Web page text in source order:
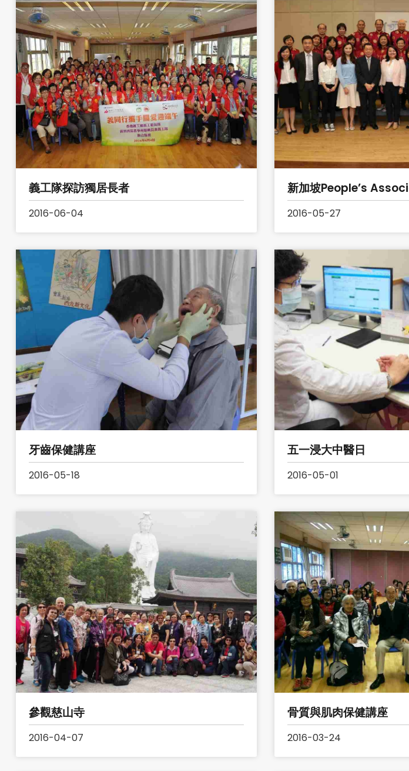
義工隊探訪獨居長者
2016-06-04
新加坡People’s
2016-05-27
牙齒保健講座
2016-05-18
五一浸大中醫日
2016-05-01
參觀慈山寺
2016-04-07
骨質與肌肉保健講座
2016-03-24